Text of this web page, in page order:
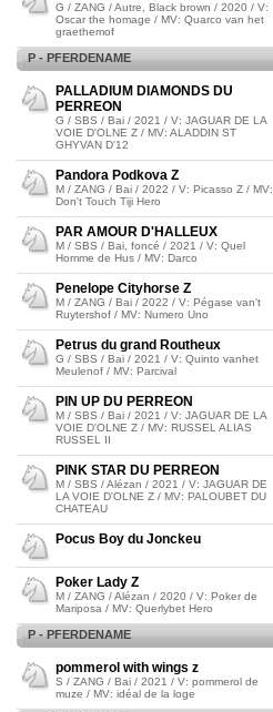
G / ZANG / Autre, Black brown / 2020 / V:
Oscar the homage / MV: Quarco van het
graethemof
P - PFERDENAME
PALLADIUM DIAMONDS DU
PERREON
G / SBS / Bai / 2021 / V: JAGUAR DE LA
VOIE D'OLNE Z / MV: ALADDIN ST
GHYVAN D'12
Pandora Podkova Z
M / ZANG / Bai / 2022 / V: Picasso Z / MV:
Don't Touch Tiji Hero
PAR AMOUR D'HALLEUX
M / SBS / Bai, foncé / 2021 / V: Quel
Homme de Hus / MV: Darco
Penelope Cityhorse Z
M / ZANG / Bai / 2022 / V: Pégase van't
Ruytershof / MV: Numero Uno
Petrus du grand Routheux
G / SBS / Bai / 2021 / V: Quinto vanhet
Meulenof / MV: Parcival
PIN UP DU PERREON
M / SBS / Bai / 2021 / V: JAGUAR DE LA
VOIE D'OLNE Z / MV: RUSSEL ALIAS
RUSSEL II
PINK STAR DU PERREON
M / SBS / Alézan / 2021 / V: JAGUAR DE
LA VOIE D'OLNE Z / MV: PALOUBET DU
CHATEAU
Pocus Boy du Jonckeu
Poker Lady Z
M / ZANG / Alézan / 2020 / V: Poker de
Mariposa / MV: Querlybet Hero
P - PFERDENAME
pommerol with wings z
S / ZANG / Bai / 2021 / V: pommerol de
muze / MV: idéal de la loge